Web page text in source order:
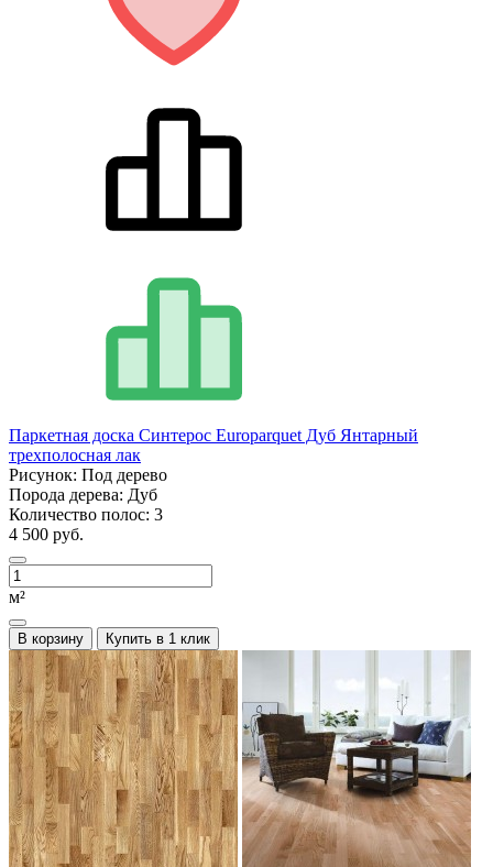
Паркетная доска Синтерос Europarquet Дуб Янтарный
трехполосная лак
Рисунок: Под дерево
Порода дерева: Дуб
Количество полос: 3
4 500 руб.
м²
В корзину Купить в 1 клик